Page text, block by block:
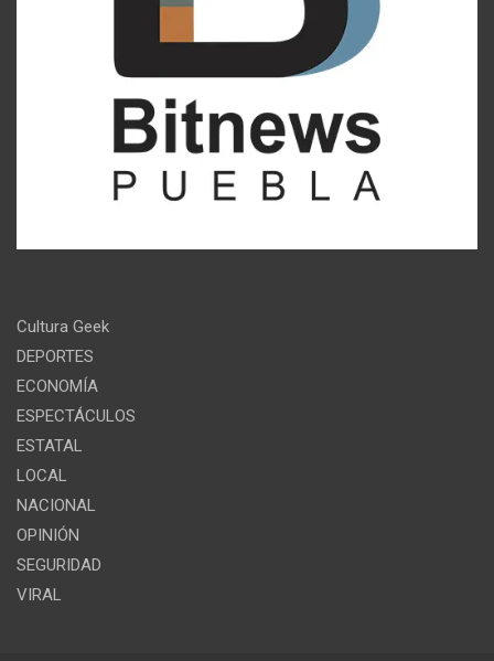
Cultura Geek
DEPORTES
ECONOMÍA
ESPECTÁCULOS
ESTATAL
LOCAL
NACIONAL
OPINIÓN
SEGURIDAD
VIRAL